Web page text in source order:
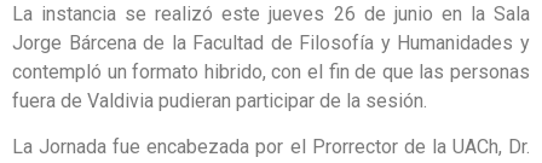
La instancia se realizó este jueves 26 de junio en la Sala
Jorge Bárcena de la Facultad de Filosofía y Humanidades y
contempló un formato hibrido, con el fin de que las personas
fuera de Valdivia pudieran participar de la sesión.
La Jornada fue encabezada por el Prorrector de la UACh, Dr.